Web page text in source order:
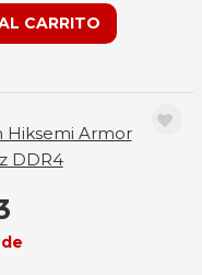
CARRITO
Hiksemi Armor
DDR4